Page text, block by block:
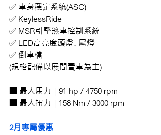
✅ 車身穩定系統(ASC)
✅ KeylessRide
✅ MSR引擎煞車控制系統
✅ LED高亮度頭燈、尾燈
✅ 倒車檔
(規格配備以展間實車為主)
■ 最大馬力 | 91 hp / 4750 rpm
■ 最大扭力 | 158 Nm / 3000 rpm
2月專屬優惠